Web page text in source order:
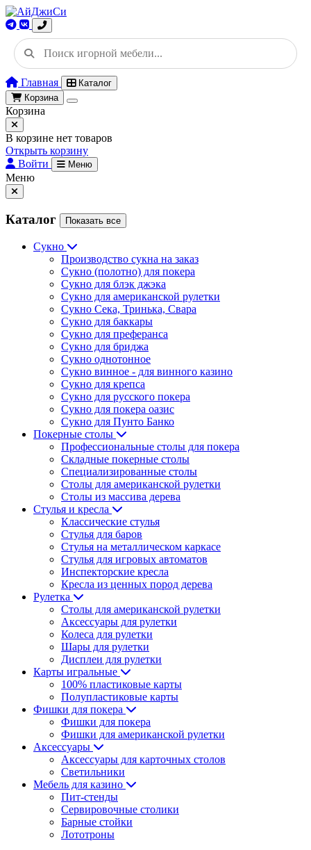
Главная
Каталог
Корзина
Корзина
В корзине нет товаров
Открыть корзину
Войти
Меню
Меню
Каталог Показать все
Сукно
Производство сукна на заказ
Сукно (полотно) для покера
Сукно для блэк джэка
Сукно для американской рулетки
Сукно Сека, Тринька, Свара
Сукно для баккары
Сукно для преферанса
Сукно для бриджа
Сукно однотонное
Сукно винное - для винного казино
Сукно для крепса
Сукно для русского покера
Сукно для покера оазис
Сукно для Пунто Банко
Покерные столы
Профессиональные столы для покера
Складные покерные столы
Специализированные столы
Столы для американской рулетки
Столы из массива дерева
Стулья и кресла
Классические стулья
Стулья для баров
Стулья на металлическом каркасе
Стулья для игровых автоматов
Инспекторские кресла
Кресла из ценных пород дерева
Рулетка
Столы для американской рулетки
Аксессуары для рулетки
Колеса для рулетки
Шары для рулетки
Дисплеи для рулетки
Карты игральные
100% пластиковые карты
Полупластиковые карты
Фишки для покера
Фишки для покера
Фишки для американской рулетки
Аксессуары
Аксессуары для карточных столов
Светильники
Мебель для казино
Пит-стенды
Сервировочные столики
Барные стойки
Лототроны